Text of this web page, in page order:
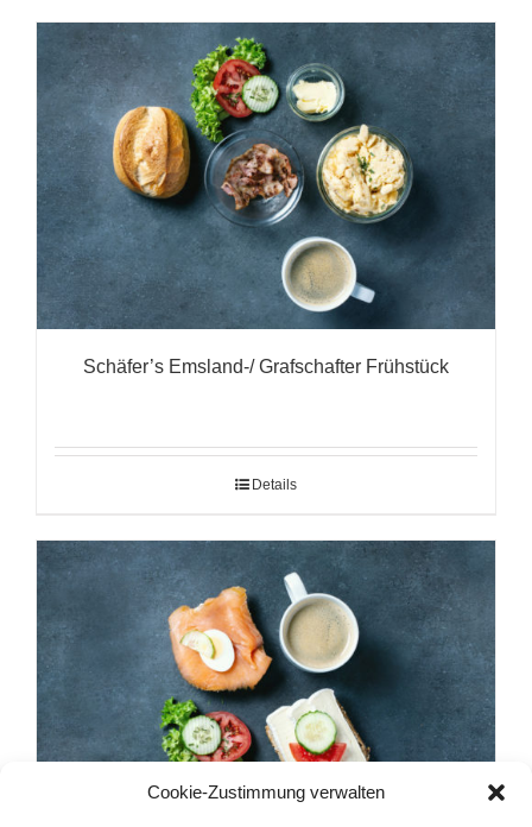
Cookie-Zustimmung verwalten
Schäfer’s Emsland-/ Grafschafter Frühstück
Details